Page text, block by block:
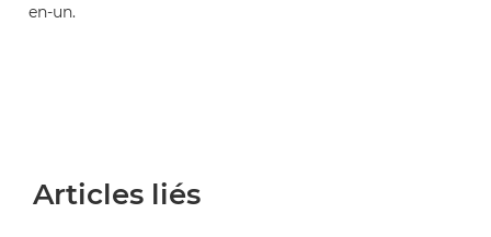
en-un.
Articles liés